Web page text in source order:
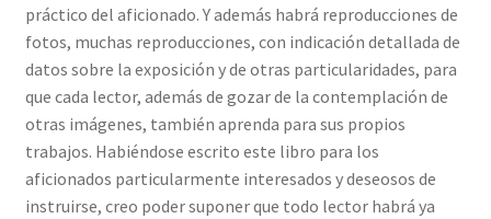
práctico del aficionado. Y además habrá reproducciones de
fotos, muchas reproducciones, con indicación detallada de
datos sobre la exposición y de otras particularidades, para
que cada lector, además de gozar de la contemplación de
otras imágenes, también aprenda para sus propios
trabajos. Habiéndose escrito este libro para los
aficionados particularmente interesados y deseosos de
instruirse, creo poder suponer que todo lector habrá ya